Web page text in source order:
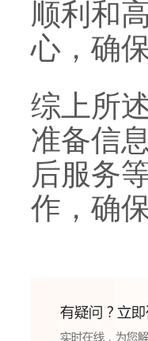
顺利和
心，确
综上所
准备信
后服务
作，确